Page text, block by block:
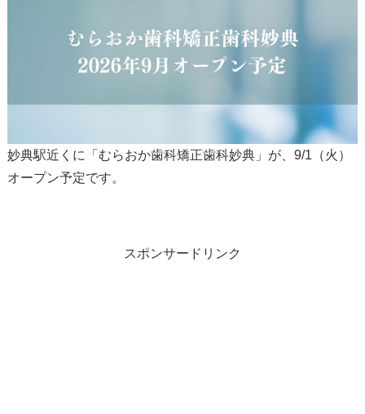
妙典駅近くに「むらおか歯科矯正歯科妙典」が、9/1（火）
オープン予定です。
スポンサードリンク